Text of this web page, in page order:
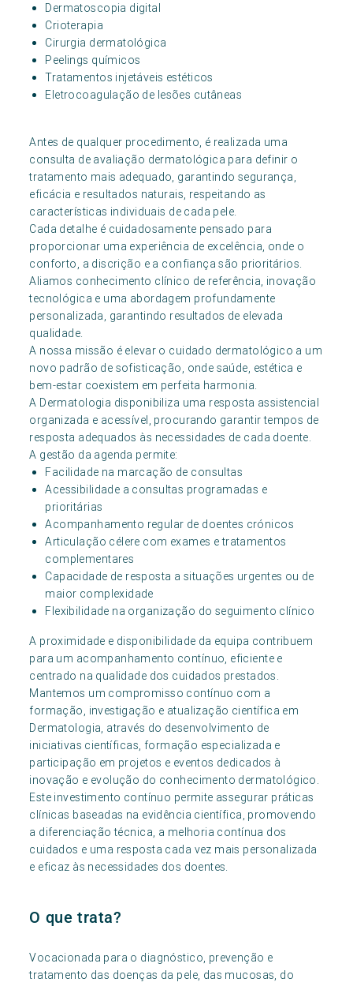
Dermatoscopia digital
Crioterapia
Cirurgia dermatológica
Peelings químicos
Tratamentos injetáveis estéticos
Eletrocoagulação de lesões cutâneas
Antes de qualquer procedimento, é realizada uma
consulta de avaliação dermatológica para definir o
tratamento mais adequado, garantindo segurança,
eficácia e resultados naturais, respeitando as
características individuais de cada pele.
Cada detalhe é cuidadosamente pensado para
proporcionar uma experiência de excelência, onde o
conforto, a discrição e a confiança são prioritários.
Aliamos conhecimento clínico de referência, inovação
tecnológica e uma abordagem profundamente
personalizada, garantindo resultados de elevada
qualidade.
A nossa missão é elevar o cuidado dermatológico a um
novo padrão de sofisticação, onde saúde, estética e
bem-estar coexistem em perfeita harmonia.
A Dermatologia disponibiliza uma resposta assistencial
organizada e acessível, procurando garantir tempos de
resposta adequados às necessidades de cada doente.
A gestão da agenda permite:
Facilidade na marcação de consultas
Acessibilidade a consultas programadas e
prioritárias
Acompanhamento regular de doentes crónicos
Articulação célere com exames e tratamentos
complementares
Capacidade de resposta a situações urgentes ou de
maior complexidade
Flexibilidade na organização do seguimento clínico
A proximidade e disponibilidade da equipa contribuem
para um acompanhamento contínuo, eficiente e
centrado na qualidade dos cuidados prestados.
Mantemos um compromisso contínuo com a
formação, investigação e atualização científica em
Dermatologia, através do desenvolvimento de
iniciativas científicas, formação especializada e
participação em projetos e eventos dedicados à
inovação e evolução do conhecimento dermatológico.
Este investimento contínuo permite assegurar práticas
clínicas baseadas na evidência científica, promovendo
a diferenciação técnica, a melhoria contínua dos
cuidados e uma resposta cada vez mais personalizada
e eficaz às necessidades dos doentes.
O que trata?
Vocacionada para o diagnóstico, prevenção e
tratamento das doenças da pele, das mucosas, do